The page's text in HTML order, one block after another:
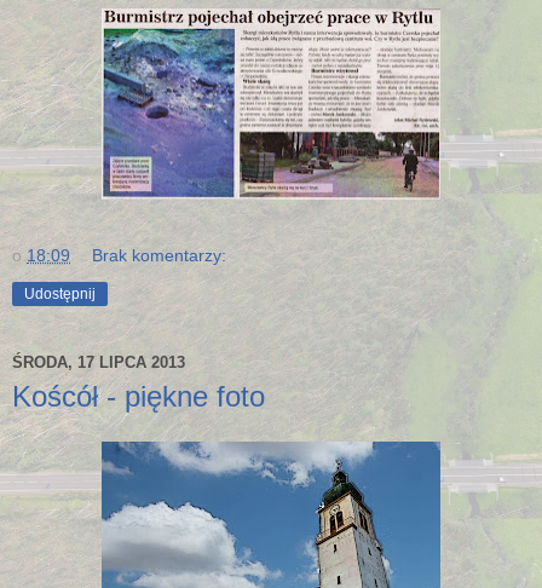
o 18:09 Brak komentarzy:
Udostępnij
ŚRODA, 17 LIPCA 2013
Koścół - piękne foto